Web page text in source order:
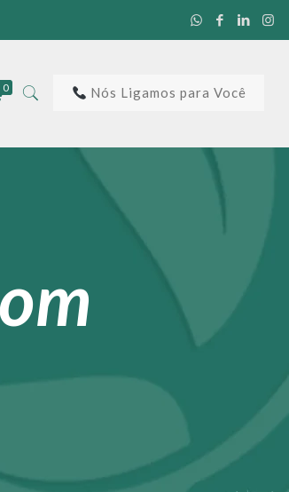
0 Nós Ligamos para Você